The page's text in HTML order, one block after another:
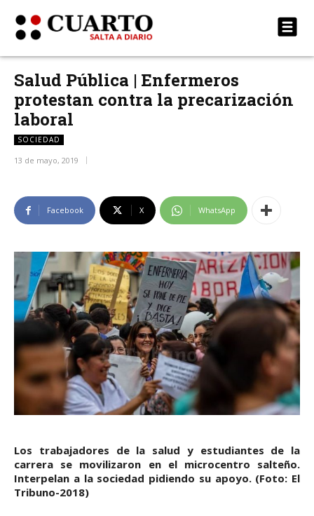
Salud Pública | Enfermeros
protestan contra la precarización
laboral
SOCIEDAD
13 de mayo, 2019
Facebook X WhatsApp
Los trabajadores de la salud y estudiantes de la
carrera se movilizaron en el microcentro salteño.
Interpelan a la sociedad pidiendo su apoyo. (Foto: El
Tribuno-2018)